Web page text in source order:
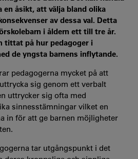
åsikt, att välja bland olika
av dessa val. Detta
i åldern ett till tre år.
tittat på hur pedagoger i
de yngsta barnens inflytande.
pedagogerna mycket på att
sig genom ett verbalt
uttrycker sig ofta med
sinnesstämningar vilket en
in för att ge barnen möjligheter
tar utgångspunkt i det